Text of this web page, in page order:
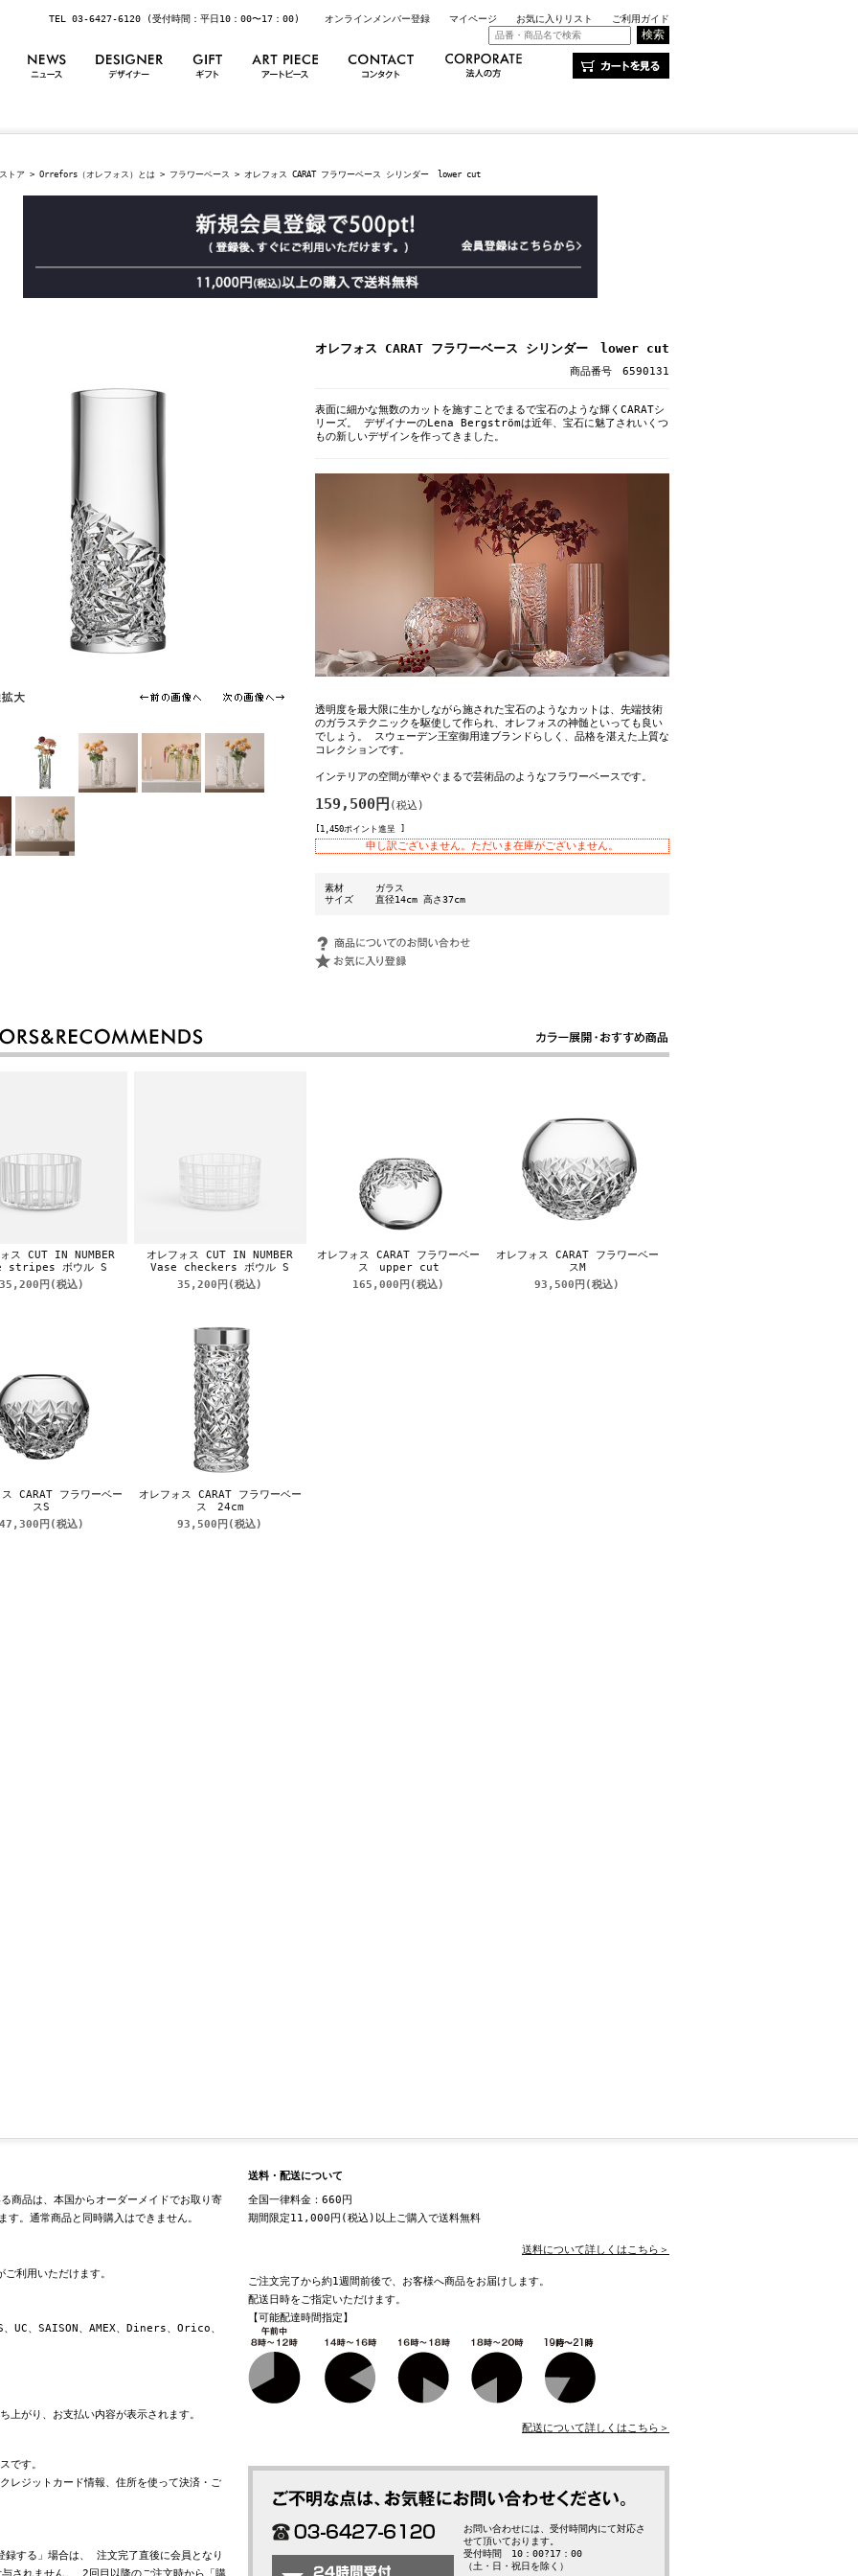
TEL 03-6427-6120 (受付時間：平日10：00〜17：00) オンラインメンバー登録 マイページ お気に入りリスト ご利用ガイド
トア > Orrefors（オレフォス）とは > フラワーベース > オレフォス CARAT フラワーベース シリンダー lower cut
オレフォス CARAT フラワーベース シリンダー lower cut
商品番号 6590131
表面に細かな無数のカットを施すことでまるで宝石のような輝くCARATシ
リーズ。 デザイナーのLena Bergstrӧmは近年、宝石に魅了されいくつ
もの新しいデザインを作ってきました。
透明度を最大限に生かしながら施された宝石のようなカットは、先端技術
のガラステクニックを駆使して作られ、オレフォスの神髄といっても良い
でしょう。 スウェーデン王室御用達ブランドらしく、品格を湛えた上質な
コレクションです。
インテリアの空間が華やぐまるで芸術品のようなフラワーベースです。
159,500円 (税込)
[1,450ポイント進呈 ]
申し訳ございません。ただいま在庫がございません。
素材
ガラス
サイズ
直径14cm 高さ37cm
ス CUT IN NUMBER
stripes ボウル S
円 (税込)
オレフォス CUT IN NUMBER
Vase checkers ボウル S
35,200円 (税込)
オレフォス CARAT フラワーベー
ス upper cut
165,000円 (税込)
オレフォス CARAT フラワーベー
スM
93,500円 (税込)
ス CARAT フラワーベー
スS
円 (税込)
オレフォス CARAT フラワーベー
ス 24cm
93,500円 (税込)
商品は、本国からオーダーメイドでお取り寄
。通常商品と同時購入はできません。
利用いただけます。
UC、SAISON、AMEX、Diners、Orico、
がり、お支払い内容が表示されます。
です。
レジットカード情報、住所を使って決済・ご
する」場合は、 注文完了直後に会員となり
送料・配送について
全国一律料金：660円
期間限定11,000円(税込)以上ご購入で送料無料
送料について詳しくはこちら＞
ご注文完了から約1週間前後で、お客様へ商品をお届けします。
配送日時をご指定いただけます。
【可能配達時間指定】
配送について詳しくはこちら＞
お問い合わせには、受付時間内にて対応さ
せて頂いております。
受付時間 10：00?17：00
（土・日・祝日を除く）